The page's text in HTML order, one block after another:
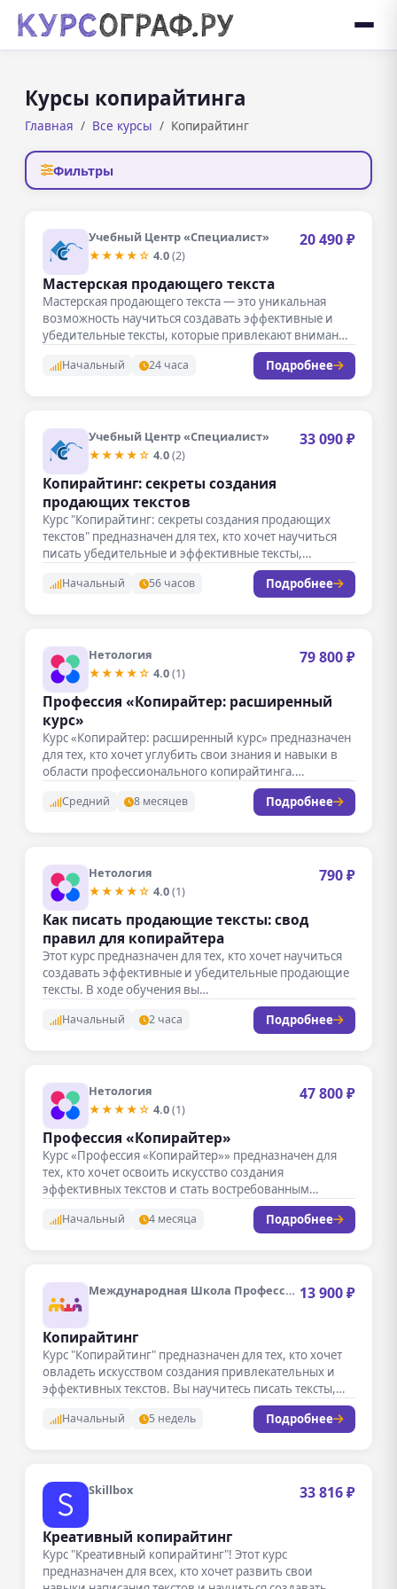
Курсы копирайтинга
Главная Все курсы Копирайтинг
Фильтры
Учебный Центр «Специалист»
★★★★☆ 4.0(2)
20 490 ₽
Мастерская продающего текста
Мастерская продающего текста — это уникальная
возможность научиться создавать эффективные и
убедительные тексты, которые привлекают внимание
Начальный 24 часа Подробнее
Учебный Центр «Специалист»
★★★★☆ 4.0(2)
33 090 ₽
Копирайтинг: секреты создания
продающих текстов
Курс "Копирайтинг: секреты создания продающих
текстов" предназначен для тех, кто хочет научиться
писать убедительные и эффективные тексты,
Начальный 56 часов Подробнее
Нетология
★★★★☆ 4.0(1)
79 800 ₽
Профессия «Копирайтер: расширенный
курс»
Курс «Копирайтер: расширенный курс» предназначен
для тех, кто хочет углубить свои знания и навыки в
области профессионального копирайтинга.…
Средний 8 месяцев Подробнее
Нетология
★★★★☆ 4.0(1)
790 ₽
Как писать продающие тексты: свод
правил для копирайтера
Этот курс предназначен для тех, кто хочет научиться
создавать эффективные и убедительные продающие
тексты. В ходе обучения вы…
Начальный 2 часа Подробнее
Нетология
★★★★☆ 4.0(1)
47 800 ₽
Профессия «Копирайтер»
Курс «Профессия «Копирайтер»» предназначен для
тех, кто хочет освоить искусство создания
эффективных текстов и стать востребованным
Начальный 4 месяца Подробнее
Международная Школа Профессий 13 900 ₽
Копирайтинг
Курс "Копирайтинг" предназначен для тех, кто хочет
овладеть искусством создания привлекательных и
эффективных текстов. Вы научитесь писать тексты,…
Начальный 5 недель Подробнее
Skillbox 33 816 ₽
Креативный копирайтинг
Курс "Креативный копирайтинг"! Этот курс
предназначен для всех, кто хочет развить свои